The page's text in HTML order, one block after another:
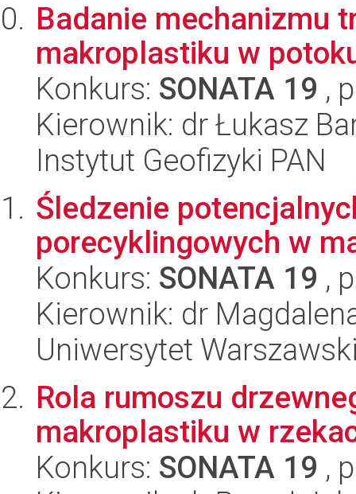
Badanie mechanizmu
makroplastiku w
Konkurs: SONATA 19 ,
Kierownik: dr Łukasz
Instytut Geofizyki PAN
Śledzenie
porecyklingowych w
Konkurs: SONATA 19 ,
Kierownik: dr
Uniwersytet
Rola rumoszu
makroplastiku w
Konkurs: SONATA 19 ,